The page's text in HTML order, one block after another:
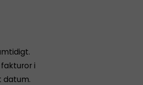
i
datum.